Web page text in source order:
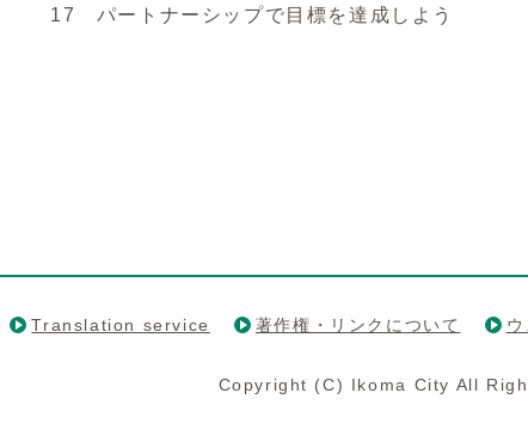
17 パートナーシップで目標を達成しよう
Translation service 著作権・リンクについて
Copyright (C) Ikoma City All